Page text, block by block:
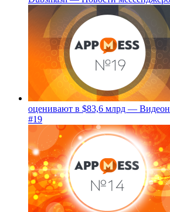
оценивают в $83,6 млрд —
#19